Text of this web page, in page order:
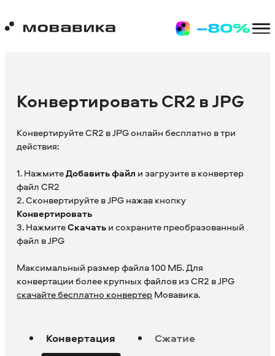
Конвертировать CR2 в JPG
Конвертируйте CR2 в JPG онлайн бесплатно в три
действия:
1. НажмитеДобавить файл и загрузите в конвертер
файл CR2
2. Сконвертируйте в JPG нажав кнопку
Конвертировать
3. НажмитеСкачатьи сохраните преобразованный
файл в JPG
Максимальный размер файла 100 МБ. Для
конвертации более крупных файлов из CR2 в JPG
скачайте бесплатно конвертерМовавика.
Конвертация Сжатие